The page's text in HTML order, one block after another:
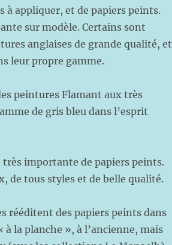
appliquer, et de papiers peints.
sur modèle. Certains sont
anglaises de grande qualité, et
leur propre gamme.
peintures Flamant aux très
de gris bleu dans l’esprit
importante de papiers peints.
de tous styles et de belle qualité.
rééditent des papiers peints dans
la planche », à l’ancienne, mais